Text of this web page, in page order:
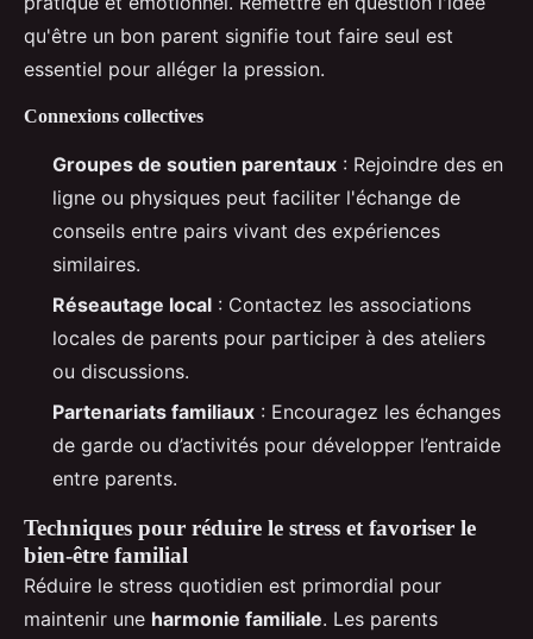
qu'être un bon parent signifie tout faire seul est
essentiel pour alléger la pression.
Connexions collectives
Groupes de soutien parentaux : Rejoindre des en
ligne ou physiques peut faciliter l'échange de
conseils entre pairs vivant des expériences
similaires.
Réseautage local : Contactez les associations
locales de parents pour participer à des ateliers
ou discussions.
Partenariats familiaux : Encouragez les échanges
de garde ou d’activités pour développer l’entraide
entre parents.
Techniques pour réduire le stress et favoriser le
bien-être familial
Réduire le stress quotidien est primordial pour
maintenir une harmonie familiale. Les parents